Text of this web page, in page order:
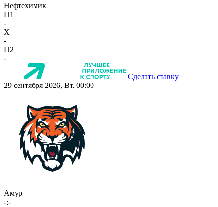
Нефтехимик
П1
-
X
-
П2
-
Сделать ставку
29 сентября 2026, Вт, 00:00
Амур
-:-